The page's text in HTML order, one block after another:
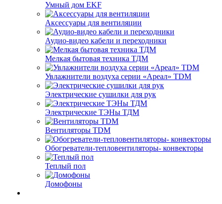
Умный дом EKF
Аксессуары для вентиляции
Аудио-видео кабели и переходники
Мелкая бытовая техника ТДМ
Увлажнители воздуха серии «Ареал» TDM
Электрические сушилки для рук
Электрические ТЭНы ТДМ
Вентиляторы TDM
Обогреватели-тепловентиляторы- конвекторы
Теплый пол
Домофоны